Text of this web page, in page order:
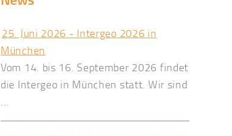
25. Juni 2026 - Intergeo 2026 in
München
Vom 14. bis 16. September 2026 findet
die Intergeo in München statt. Wir sind
...